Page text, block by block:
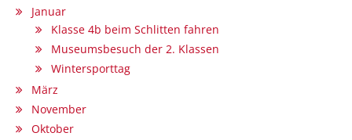
Januar
Klasse 4b beim Schlitten fahren
Museumsbesuch der 2. Klassen
Wintersporttag
März
November
Oktober